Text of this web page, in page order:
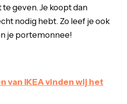
geven. Je koopt dan
nodig hebt. Zo leef je ook
je portemonnee!
van IKEA vinden wij het